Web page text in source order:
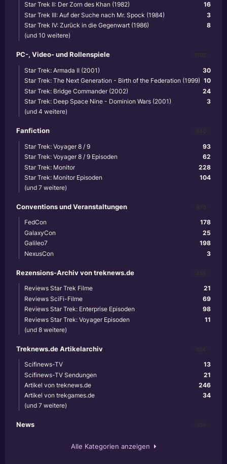
16
Star Trek II: Der Zorn des Khan (1982)
3
Star Trek III: Auf der Suche nach Mr. Spock (1984)
8
Star Trek IV: Zurück in die Gegenwart (1986)
(und 10 weitere)
PC-, Video- und Rollenspiele
30
Star Trek: Armada II (2001)
10
Star Trek: The Next Generation - Birth of the Federation (1999)
24
Star Trek: Bridge Commander (2002)
3
Star Trek: Deep Space Nine - Dominion Wars (2001)
(und 4 weitere)
Fanfiction
93
Star Trek: Voyager 8 / 9
62
Star Trek: Voyager 8 / 9 Episoden
228
Star Trek: Monitor
104
Star Trek: Monitor Episoden
(und 7 weitere)
Conventions und Veranstaltungen
178
FedCon
25
GalaxyCon
198
Galileo7
3
NexusCon
Rezensions-Archiv von treknews.de
21
Reviews Star Trek Filme
69
Reviews SciFi-Filme
98
Reviews Star Trek: Enterprise Episoden
11
Reviews Star Trek: Voyager Episoden
(und 8 weitere)
Treknews.de Artikelarchiv
13
Scifinews-TV
21
Scifinews-TV Sendungen
246
Artikel von treknews.de
34
Artikel von trekgames.de
(und 7 weitere)
News
Alle Kategorien anzeigen